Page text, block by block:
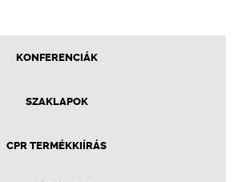
KONFERENCIÁK
SZAKLAPOK
CPR TERMÉKKIÍRÁS